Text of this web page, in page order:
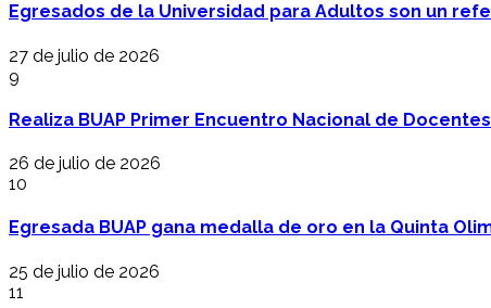
Egresados de la Universidad para Adultos son un
27 de julio de 2026
9
Realiza BUAP Primer Encuentro Nacional de
26 de julio de 2026
10
Egresada BUAP gana medalla de oro en la Quinta
25 de julio de 2026
11